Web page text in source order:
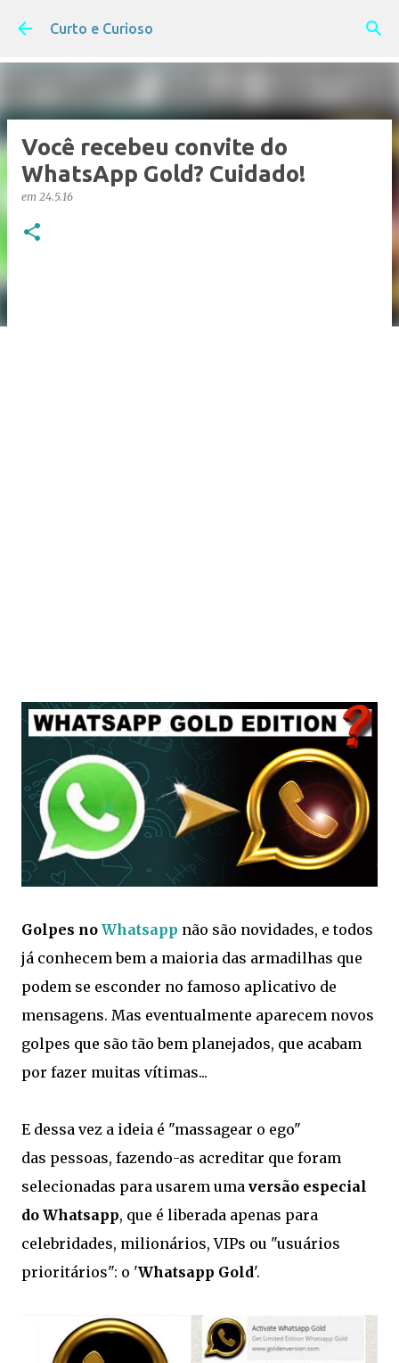
Pular para o conteúdo principal
Curto e Curioso
Você recebeu convite do
WhatsApp Gold? Cuidado!
em 24.5.16
Golpes no Whatsapp não são novidades, e todos
já conhecem bem a maioria das armadilhas que
podem se esconder no famoso aplicativo de
mensagens. Mas eventualmente aparecem novos
golpes que são tão bem planejados, que acabam
por fazer muitas vítimas...
E dessa vez a ideia é "massagear o ego"
das pessoas, fazendo-as acreditar que foram
selecionadas para usarem uma versão especial
do Whatsapp, que é liberada apenas para
celebridades, milionários, VIPs ou "usuários
prioritários": o 'Whatsapp Gold'.